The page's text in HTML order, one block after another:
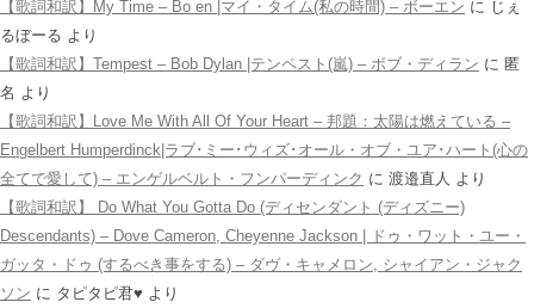
【歌詞和訳】My Time – Bo en |マイ・タイム(私の時間) – ボーエン に じぇ
るぼーる より
【歌詞和訳】Tempest – Bob Dylan |テンペスト(嵐) – ボブ・ディラン に 匿
名 より
【歌詞和訳】Love Me With All Of Your Heart – 邦題：太陽は燃えている –
Engelbert Humperdinck|ラブ･ミー･ウィズ･オール・オブ・ユア･ハート(心の
全てで愛して) – エンゲルベルト・フンパーディンク に 渡邉直人 より
【歌詞和訳】 Do What You Gotta Do (ディセンダント (ディズニー)
Descendants) – Dove Cameron, Cheyenne Jackson | ドゥ・ワット・ユー・
ガッタ・ドゥ (するべき事をする) – ダヴ・キャメロン, シャイアン・ジャク
ソン に タピタピ君♥️ より